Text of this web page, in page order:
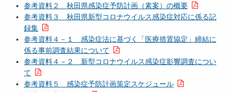
参考資料２ 秋田県感染症予防計画（素案）の概要
参考資料３ 秋田県新型コロナウイルス感染症対応に係る記
録集
参考資料４－１ 感染症法に基づく「医療措置協定」締結に
係る事前調査結果について
参考資料４－２ 新型コロナウイルス感染症影響調査につい
て
参考資料５ 感染症予防計画策定スケジュール